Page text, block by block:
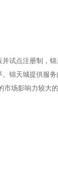
试点注册制，
锦天城提供服
场影响力较大